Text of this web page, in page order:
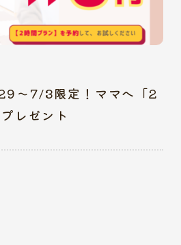
〜7/3限定！ママへ「2
レゼント